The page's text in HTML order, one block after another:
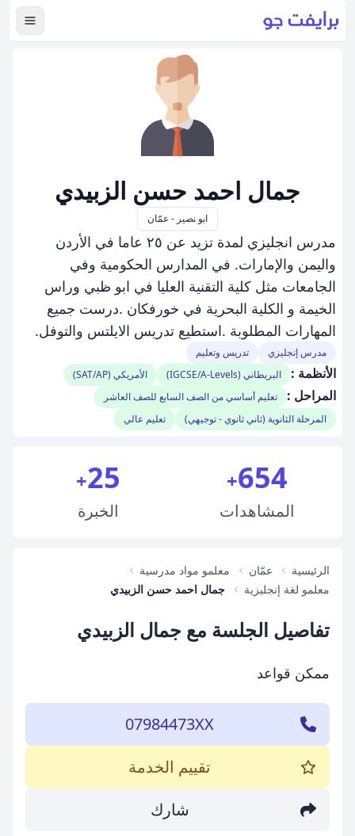
عرض
جمال احمد حسن الزبيدي
ابو نصير - عمّان
مدرس انجليزي لمدة تزيد عن ٢٥ عاما في الأردن
واليمن والإمارات. في المدارس الحكومية وفي
الجامعات مثل كلية التقنية العليا في ابو ظبي وراس
الخيمة و الكلية البحرية في خورفكان .درست جميع
المهارات المطلوبة .استطيع تدريس الايلتس والتوفل.
مدرس إنجليزي تدريس وتعليم
الأنظمة : البريطاني (IGCSE/A-Levels) الأمريكي (SAT/AP)
المراحل :
تعليم أساسي من الصف السابع للصف العاشر
المرحلة الثانوية (ثاني ثانوي - توجيهي)
تعليم عالي
654
+
المشاهدات
25
+
الخبرة
الرئيسية عمّان
معلمو مواد مدرسية
معلمو لغة إنجليزية
جمال احمد حسن الزبيدي
تفاصيل الجلسة مع جمال الزبيدي
ممكن قواعد
07984473XX
تقييم الخدمة
شارك